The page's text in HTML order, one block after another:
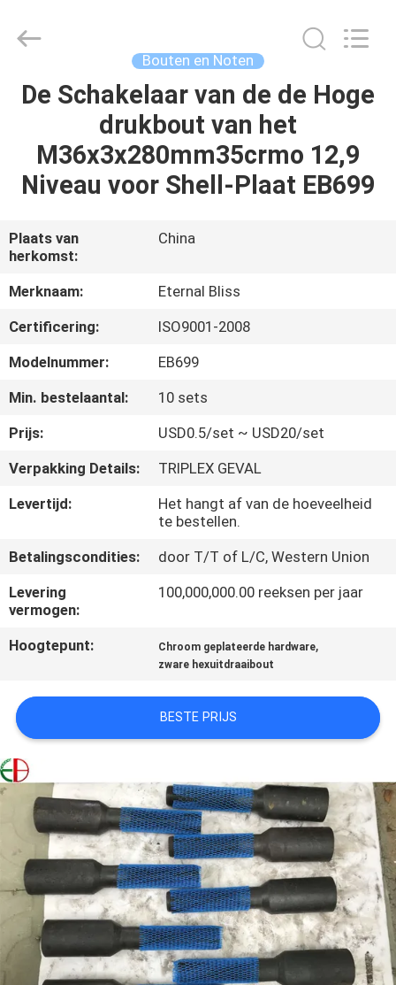
HUIS
PRODUCTEN
ONGEVEER
ONS
FABRIEKSREIS
KWALITEITSCONTROLE
CONTACTEER
ONS
NIEUWS
VERZOEK
OM
CITAAT
SITEMAP
PRIVACYBELEID
Casting
Reserved.
Bouten en Noten
De Schakelaar van de de Hoge
drukbout van het
M36x3x280mm35crmo 12,9
Niveau voor Shell-Plaat EB699
Plaats van
herkomst:
China
Merknaam:
Eternal Bliss
Certificering:
ISO9001-2008
Modelnummer:
EB699
Min. bestelaantal:
10 sets
Prijs:
USD0.5/set ~ USD20/set
Verpakking Details:
TRIPLEX GEVAL
Levertijd:
Het hangt af van de hoeveelheid
te bestellen.
Betalingscondities:
door T/T of L/C, Western Union
Levering
vermogen:
100,000,000.00 reeksen per jaar
Hoogtepunt: Chroom geplateerde hardware,
zware hexuitdraaibout
BESTE PRIJS